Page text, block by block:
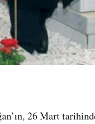
26 Mart